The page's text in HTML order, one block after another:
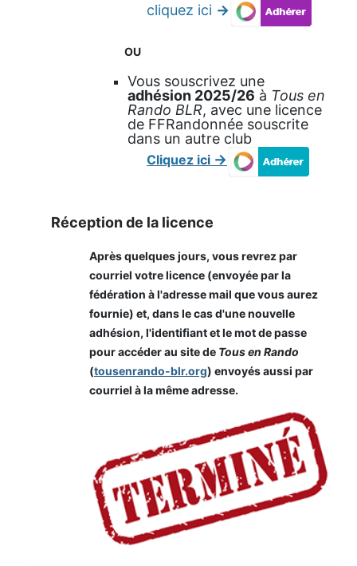
cliquez ici ->
OU
Vous souscrivez une
adhésion 2025/26 à Tous en
Rando BLR, avec une licence
de FFRandonnée souscrite
dans un autre club
Cliquez ici ->
Réception de la licence
Après quelques jours, vous revrez par
courriel votre licence (envoyée par la
fédération à l'adresse mail que vous aurez
fournie) et, dans le cas d'une nouvelle
adhésion, l'identifiant et le mot de passe
pour accéder au site de Tous en Rando
(tousenrando-blr.org) envoyés aussi par
courriel à la même adresse.